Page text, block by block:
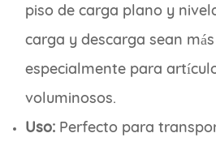
piso de carga plano y
carga y descarga sean
especialmente para
voluminosos.
Uso: Perfecto para